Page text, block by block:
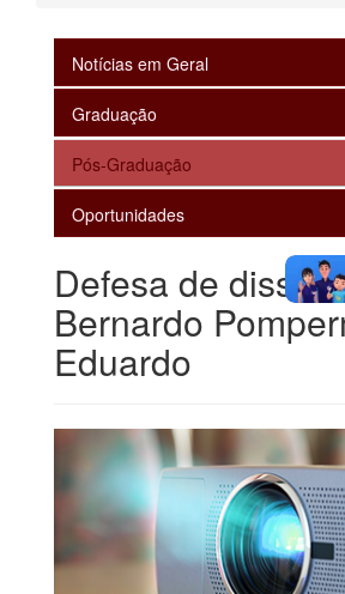
Notícias em Geral
Graduação
Pós-Graduação
Oportunidades
Defesa de
Bernardo
Eduardo